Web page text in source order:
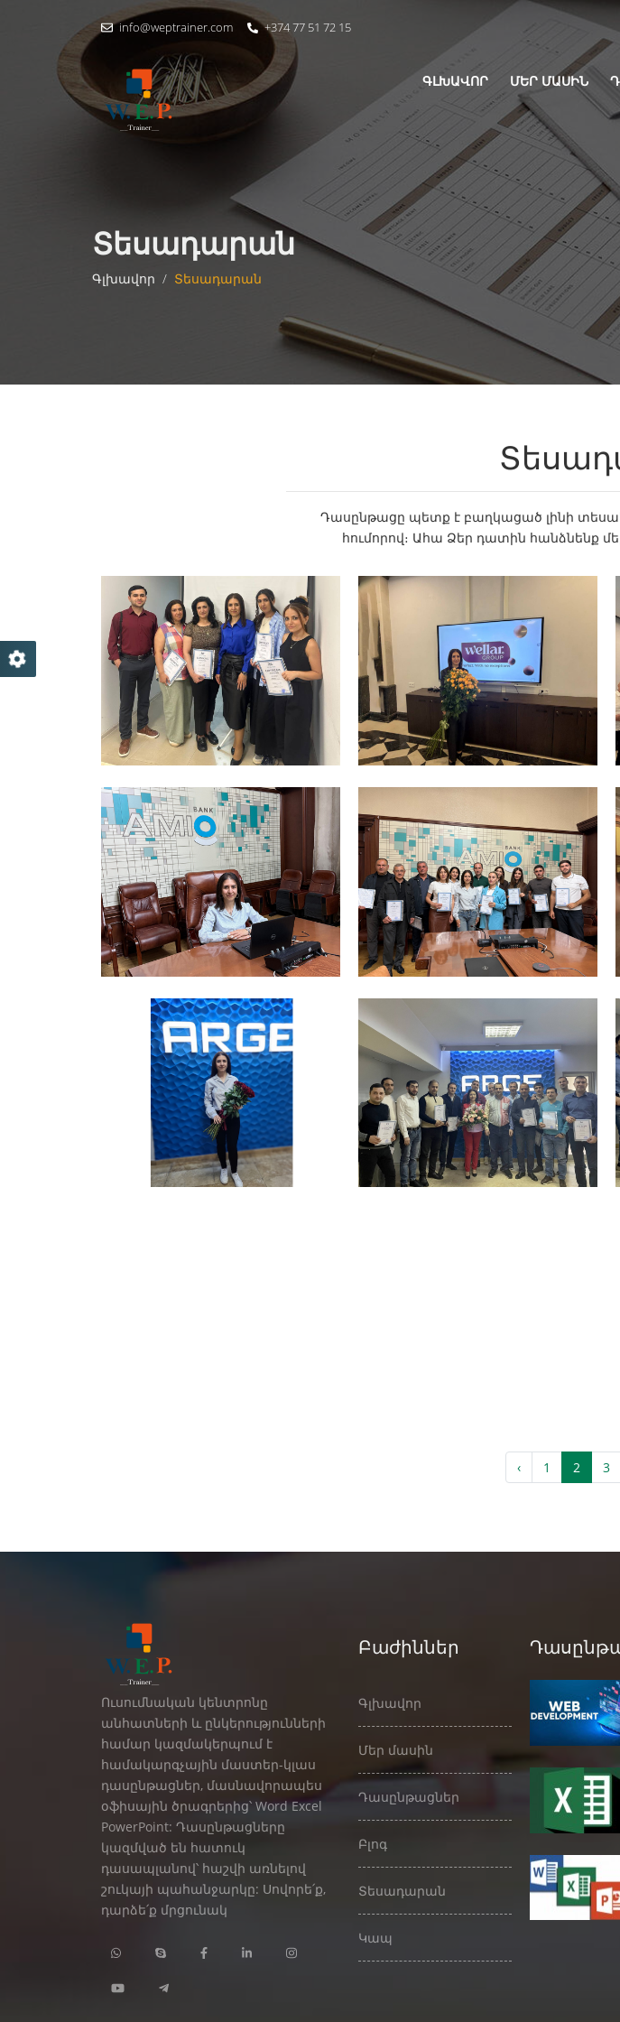
info@weptrainer.com +374 77 51 72 15
ԳԼԽԱՎՈՐ ՄԵՐ ՄԱՍԻՆ
Տեսադարան
Գլխավոր / Տեսադարան
Դասընթացը պետք է բաղկացած լինի
հումորով։ Ահա Ձեր դատին հանձնենք
‹ 1 2 3
Ուսումնական կենտրոնը
անհատների և ընկերությունների
համար կազմակերպում է
համակարգչային մաստեր-կլաս
դասընթացներ, մասնավորապես
օֆիսային ծրագրերից՝ Word Excel
PowerPoint: Դասընթացները
կազմված են հատուկ
դասապլանով՝ հաշվի առնելով
շուկայի պահանջարկը: Սովորե՛ք,
դարձե՛ք մրցունակ
Բաժիններ
Գլխավոր
Մեր մասին
Դասընթացներ
Բլոգ
Տեսադարան
Կապ